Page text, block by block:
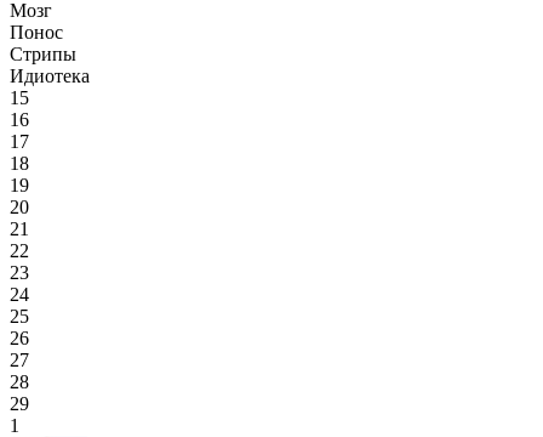
Мозг
Понос
Стрипы
Идиотека
15
16
17
18
19
20
21
22
23
24
25
26
27
28
29
1